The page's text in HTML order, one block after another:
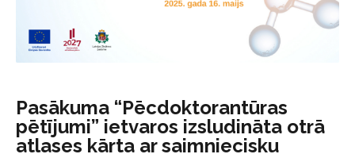
Pasākuma “Pēcdoktorantūras
pētījumi” ietvaros izsludināta otrā
atlases kārta ar saimniecisku